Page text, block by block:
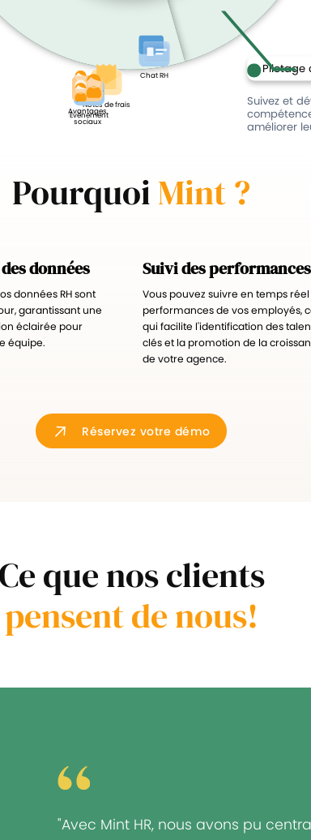
Pilotage
Suivez et
améliorer
Chat RH
Notes de frais
Évènement
Avantages
sociaux
PourquoiMint ?
données
données RH sont
garantissant une
éclairée pour
équipe.
Suivi des performances
Vous pouvez suivre en temps réel
performances de vos employés,
qui facilite l'identification des
clés et la promotion de la
de votre agence.
Réservez votre démo
que nos clients
pensent de nous!
"Avec Mint HR, nous avons pu